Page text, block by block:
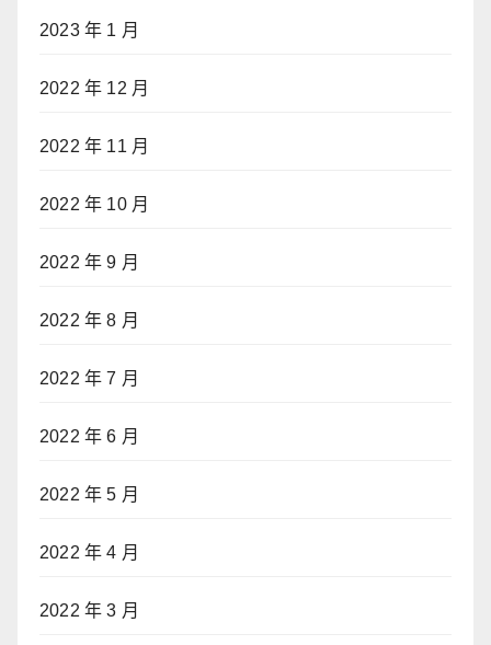
2023 年 1 月
2022 年 12 月
2022 年 11 月
2022 年 10 月
2022 年 9 月
2022 年 8 月
2022 年 7 月
2022 年 6 月
2022 年 5 月
2022 年 4 月
2022 年 3 月